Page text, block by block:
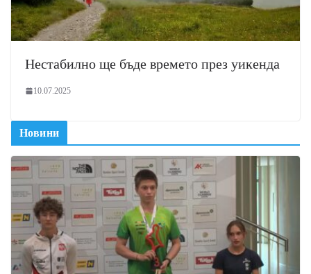
Нестабилно ще бъде времето през уикенда
10.07.2025
Новини